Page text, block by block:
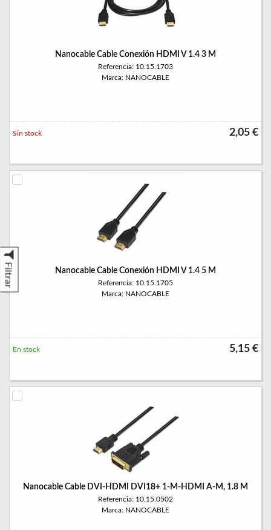
Filtrar
Nanocable Cable Conexión HDMI V 1.4 3 M
Referencia: 10.15.1703
Marca: NANOCABLE
2,05 €
Sin stock
Nanocable Cable Conexión HDMI V 1.4 5 M
Referencia: 10.15.1705
Marca: NANOCABLE
5,15 €
En stock
Nanocable Cable DVI-HDMI DVI18+ 1-M-HDMI A-M, 1.8 M
Referencia: 10.15.0502
Marca: NANOCABLE